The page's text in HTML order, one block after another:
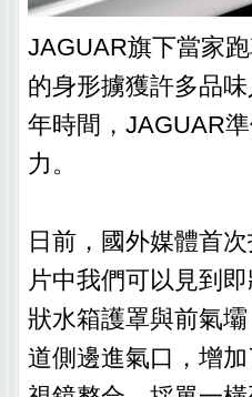
JAGUAR旗下當家
的身形擄獲許多品
年時間，JAGUAR
力。
日前，國外媒體首
片中我們可以見到
狀水箱護罩與前氣
道側邊進氣口，增